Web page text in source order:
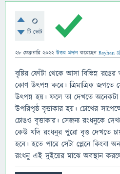
0
টি ভোট
28 ফেব্রুয়ারি 2022 উত্তর প্রদান করেছেন Rayhan
বৃষ্টির ফোঁটা থেকে আসা বিভিন্ন
কোণ উৎপন্ন করে। ত্রিমাত্রিক জগতে
উৎপন্ন হয়। ফলে তা দেখতে
উপরিপৃষ্ঠ বৃত্তাকার হয়। চোখের
চোঙও বৃত্তাকার। সেজন্য রংধনুকে
কেউ যদি রংধনুর পুরো বৃত্ত দেখতে
হবে। হতে পারে সেটা প্লেনে কিংবা
রংধনু এই দুইয়ের মাঝে অবস্থান করলে